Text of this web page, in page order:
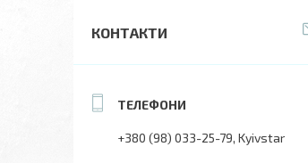
КОНТАКТИ
+380 (98) 033-25-79 Kyivstar